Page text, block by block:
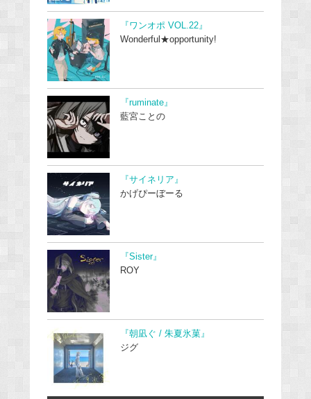
『ワンオポ VOL.22』
Wonderful★opportunity!
『ruminate』
藍宮ことの
『サイネリア』
かげぴーぼーる
『Sister』
ROY
『朝凪ぐ / 朱夏氷菓』
ジグ